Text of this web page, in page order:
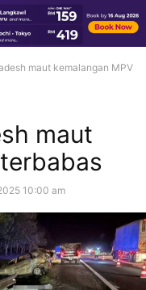
maut kemalangan MPV
maut
10:00 am